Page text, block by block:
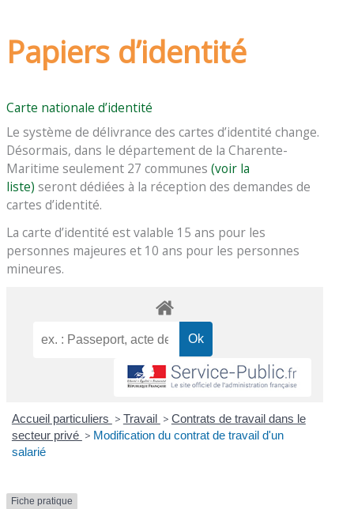
Papiers d’identité
Carte nationale d’identité
Le système de délivrance des cartes d’identité change.
Désormais, dans le département de la Charente-
Maritime seulement 27 communes(voir la
liste) seront dédiées à la réception des demandes de
cartes d’identité.
La carte d’identité est valable 15 ans pour les
personnes majeures et 10 ans pour les personnes
mineures.
Accueil particuliers > Travail > Contrats de travail dans le
secteur privé > Modification du contrat de travail d'un
salarié
Fiche pratique